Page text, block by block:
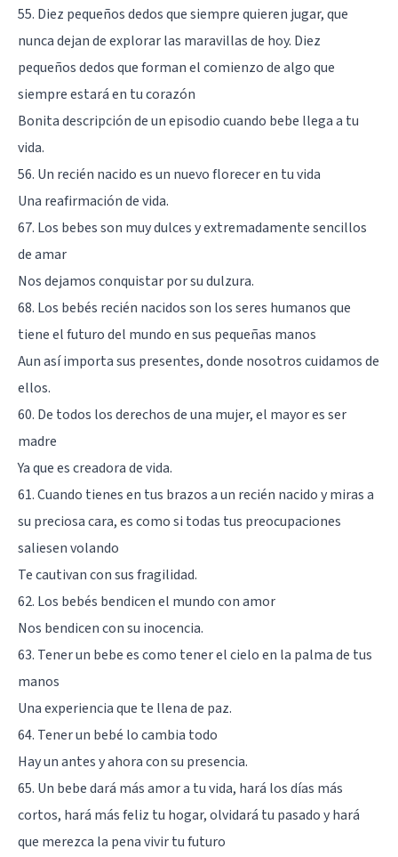
55. Diez pequeños dedos que siempre quieren jugar, que
nunca dejan de explorar las maravillas de hoy. Diez
pequeños dedos que forman el comienzo de algo que
siempre estará en tu corazón
Bonita descripción de un episodio cuando bebe llega a tu
vida.
56. Un recién nacido es un nuevo florecer en tu vida
Una reafirmación de vida.
67. Los bebes son muy dulces y extremadamente sencillos
de amar
Nos dejamos conquistar por su dulzura.
68. Los bebés recién nacidos son los seres humanos que
tiene el futuro del mundo en sus pequeñas manos
Aun así importa sus presentes, donde nosotros cuidamos de
ellos.
60. De todos los derechos de una mujer, el mayor es ser
madre
Ya que es creadora de vida.
61. Cuando tienes en tus brazos a un recién nacido y miras a
su preciosa cara, es como si todas tus preocupaciones
saliesen volando
Te cautivan con sus fragilidad.
62. Los bebés bendicen el mundo con amor
Nos bendicen con su inocencia.
63. Tener un bebe es como tener el cielo en la palma de tus
manos
Una experiencia que te llena de paz.
64. Tener un bebé lo cambia todo
Hay un antes y ahora con su presencia.
65. Un bebe dará más amor a tu vida, hará los días más
cortos, hará más feliz tu hogar, olvidará tu pasado y hará
que merezca la pena vivir tu futuro